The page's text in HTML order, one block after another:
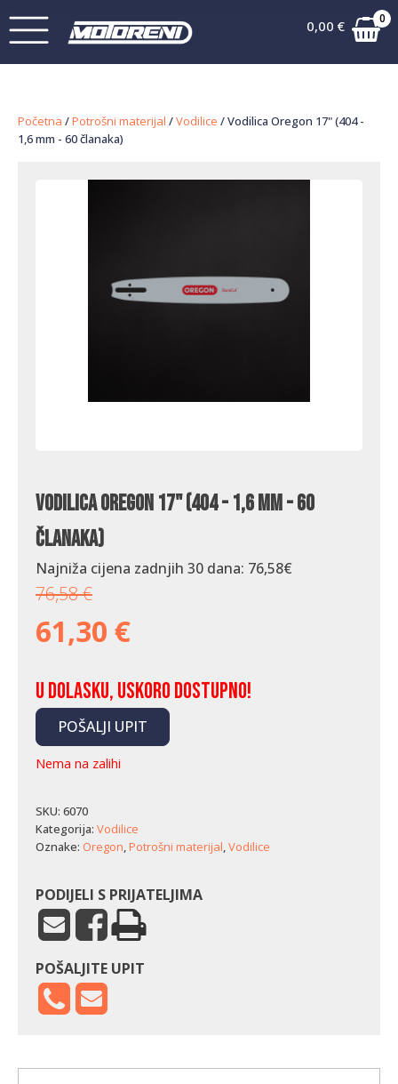
0,00 € 0
Početna /Potrošni materijal /Vodilice / Vodilica Oregon 17" (404 -
1,6 mm - 60 članaka)
Vodilica Oregon 17" (404 - 1,6 mm - 60
članaka)
Najniža cijena zadnjih 30 dana: 76,58€
76,58€
61,30 €
U dolasku, uskoro dostupno!
POŠALJI UPIT
Nema na zalihi
SKU: 6070
Kategorija: Vodilice
Oznake: Oregon,Potrošni materijal,Vodilice
PODIJELI S PRIJATELJIMA
POŠALJITE UPIT